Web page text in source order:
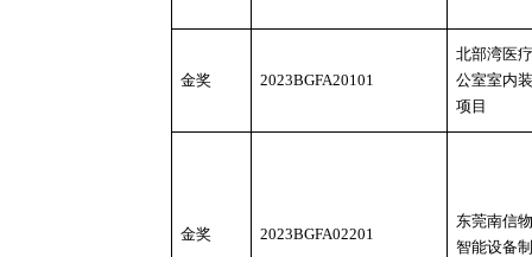
金奖 2023BGFA20101
北部湾医
公室室内
项目
金奖 2023BGFA02201
东莞南信
智能设备